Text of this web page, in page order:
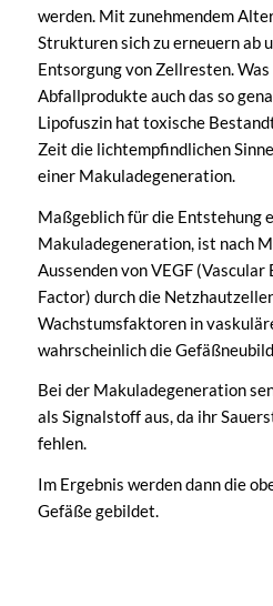
werden. Mit zunehmendem
Strukturen sich zu erneuern ab
Entsorgung von Zellresten.
Abfallprodukte auch das so
Lipofuszin hat toxische
Zeit die lichtempfindlichen
einer Makuladegeneration.
Maßgeblich für die Entstehung
Makuladegeneration, ist nach
Aussenden von VEGF
Factor) durch die
Wachstumsfaktoren in
wahrscheinlich die
Bei der Makuladegeneration
als Signalstoff aus, da ihr
fehlen.
Im Ergebnis werden dann die
Gefäße gebildet.